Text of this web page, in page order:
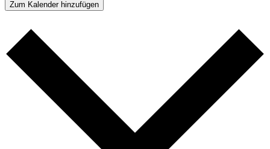
Zum Kalender hinzufügen